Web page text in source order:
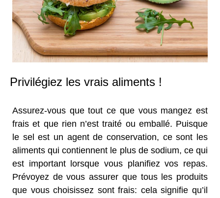
Privilégiez les vrais aliments !
Assurez-vous que tout ce que vous mangez est
frais et que rien n’est traité ou emballé. Puisque
le sel est un agent de conservation, ce sont les
aliments qui contiennent le plus de sodium, ce qui
est important lorsque vous planifiez vos repas.
Prévoyez de vous assurer que tous les produits
que vous choisissez sont frais: cela signifie qu’il